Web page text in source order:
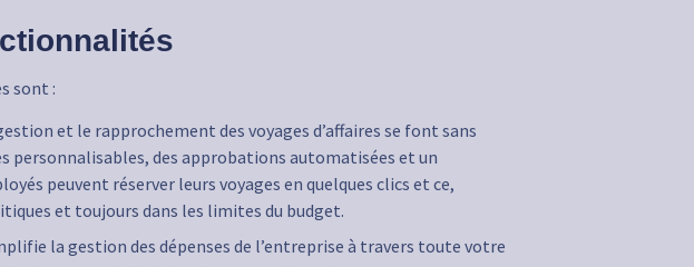
sont :
et le rapprochement des voyages d’affaires se font sans
personnalisables, des approbations automatisées et un
peuvent réserver leurs voyages en quelques clics et ce,
et toujours dans les limites du budget.
la gestion des dépenses de l’entreprise à travers toute votre